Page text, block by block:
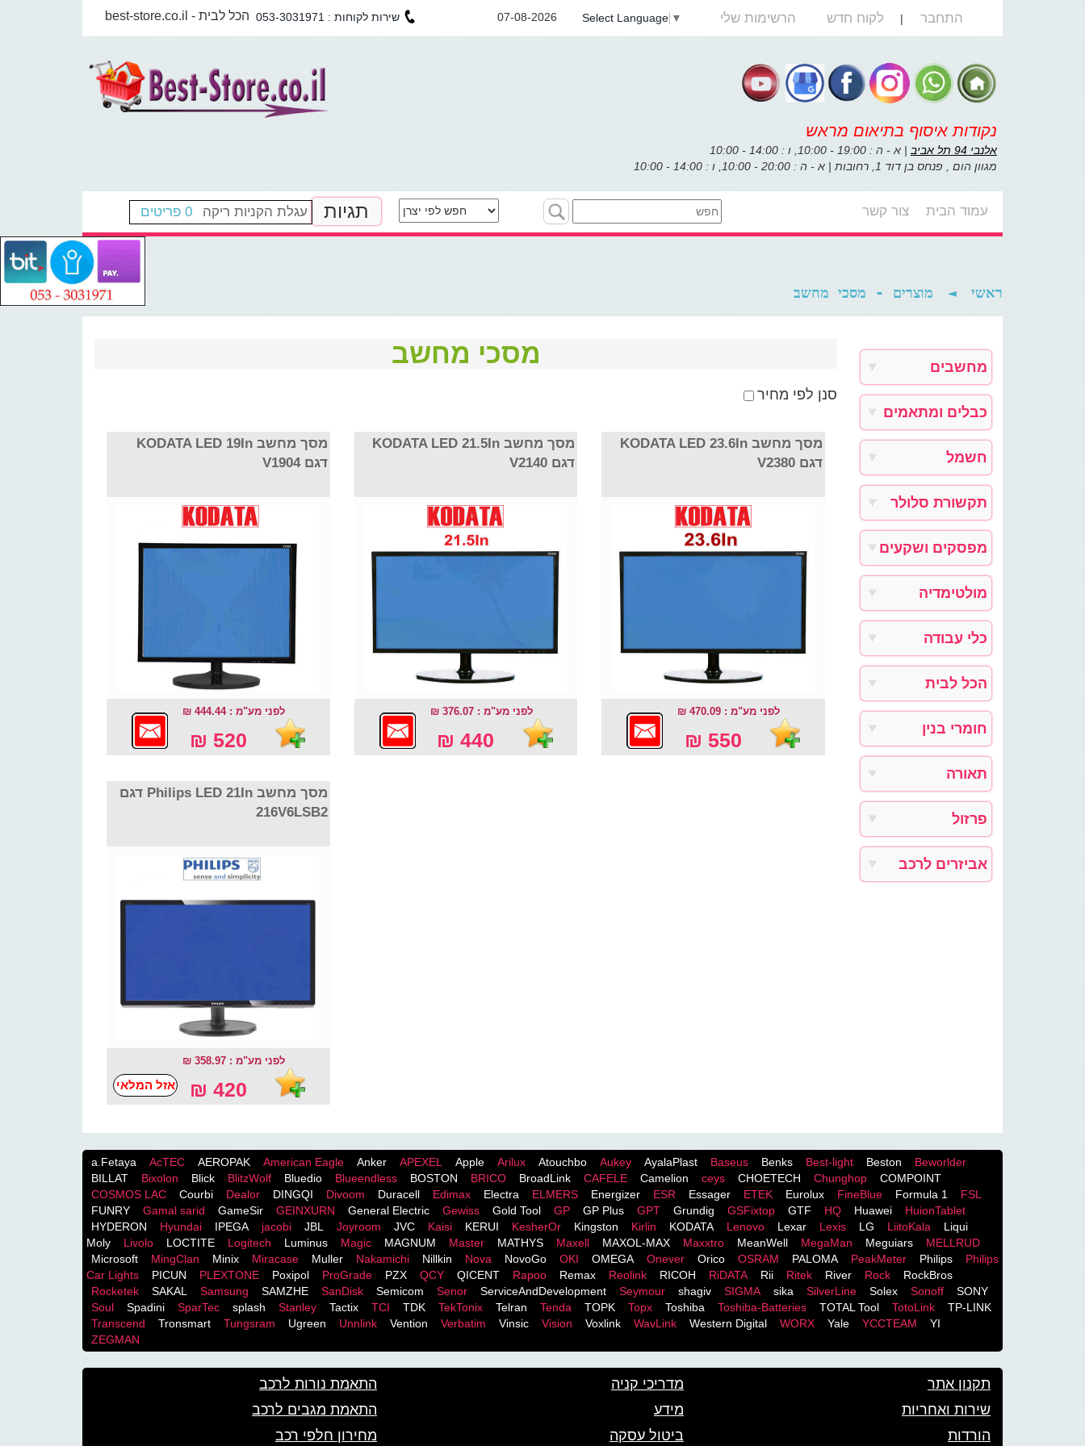
best-store.co.il - הכל לבית 07-08-2026 הרשימות שלי התחבר | לקוח חדש Select Language ▼
נקודות איסוף בתיאום מראש
אלנבי 94 תל אביב
| א - ה : 19:00 - 10:00, ו : 14:00 - 10:00
מגוון הום , פנחס בן דוד 1, רחובות | א - ה : 20:00 - 10:00, ו : 14:00 - 10:00
עמוד הבית צור קשר תגיות עגלת הקניות ריקה 0 פריטים
ראשי ◄ מוצרים - מסכי מחשב
מסכי מחשב
סנן לפי מחיר
מסך מחשב KODATA LED 19In
דגם V1904
לפני מע"מ : 444.44 ₪
520 ₪
מסך מחשב KODATA LED 21.5In
דגם V2140
לפני מע"מ : 376.07 ₪
440 ₪
מסך מחשב KODATA LED 23.6In
דגם V2380
לפני מע"מ : 470.09 ₪
550 ₪
מסך מחשב Philips LED 21In דגם
216V6LSB2
לפני מע"מ : 358.97 ₪
420 ₪ אזל המלאי
מחשבים
כבלים ומתאמים
חשמל
תקשורת סלולר
מפסקים ושקעים
מולטימדיה
כלי עבודה
הכל לבית
חומרי בנין
תאורה
פרזול
אביזרים לרכב
a.Fetaya AcTEC AEROPAK American Eagle Anker APEXEL Apple Arilux Atouchbo Aukey AyalaPlast Baseus Benks Best-light Beston
Beworlder
BILLAT
Bixolon Blick BlitzWolf Bluedio Blueendless BOSTON BRICO BroadLink CAFELE Camelion ceys CHOETECH Chunghop
COMPOINT
COSMOS LACֹ
Courbi Dealor DINGQI Divoom Duracell Edimax Electra ELMERS Energizer ESR Essager ETEK Eurolux FineBlue Formula 1
FSL
FUNRY
Gamal sarid GameSir GEINXURN General Electric Gewiss Gold Tool GP GP Plus GPT Grundig GSFixtop GTF HQ Huawei
HuionTablet
HYDERON
Hyundai IPEGA jacobi JBL Joyroom JVC Kaisi KERUI KesherOr Kingston Kirlin KODATA Lenovo Lexar Lexis LG LiitoKala
Liqui
Moly
Livolo LOCTITE Logitech Luminus Magic MAGNUM Master MATHYS Maxell MAXOL-MAX Maxxtro MeanWell MegaMan Meguiars
MELLRUD
Microsoft
MingClan Minix Miracase Muller Nakamichi Nillkin Nova NovoGo OKI OMEGA Onever Orico OSRAM PALOMA PeakMeter Philips
Philips
Car Lights
PICUN PLEXTONE Poxipol ProGrade PZX QCY QICENT Rapoo Remax Reolink RICOH RiDATA Rii Ritek River Rock
RockBros
Rocketek
SAKAL Samsung SAMZHE SanDisk Semicom Senor ServiceAndDevelopment Seymour shagiv SIGMA sika SilverLine Solex Sonoff
SONY
Soul
Spadini SparTec splash Stanley Tactix TCI TDK TekTonix Telran Tenda TOPK Topx Toshiba Toshiba-Batteries TOTAL Tool TotoLink
TP-LINK
Transcend
Tronsmart Tungsram Ugreen Unnlink Vention Verbatim Vinsic Vision Voxlink WavLink Western Digital WORX Yale YCCTEAM
YI
ZEGMAN
התאמת נורות לרכב
התאמת מגבים לרכב
מחירון חלפי רכב
מדריכי קניה
מידע
ביטול עסקה
תקנון אתר
שירות ואחריות
הורדות